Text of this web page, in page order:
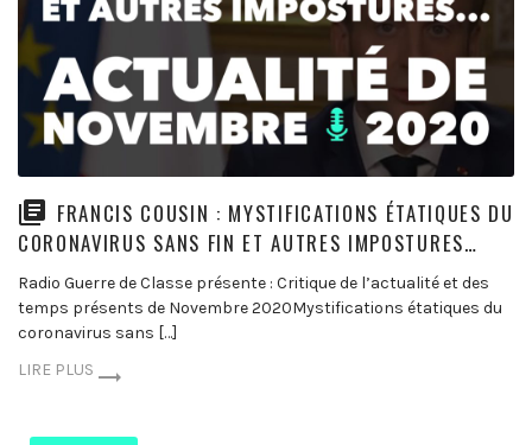
FRANCIS COUSIN : MYSTIFICATIONS ÉTATIQUES DU
CORONAVIRUS SANS FIN ET AUTRES IMPOSTURES…
Radio Guerre de Classe présente : Critique de l’actualité et des
temps présents de Novembre 2020Mystifications étatiques du
coronavirus sans […]
LIRE PLUS